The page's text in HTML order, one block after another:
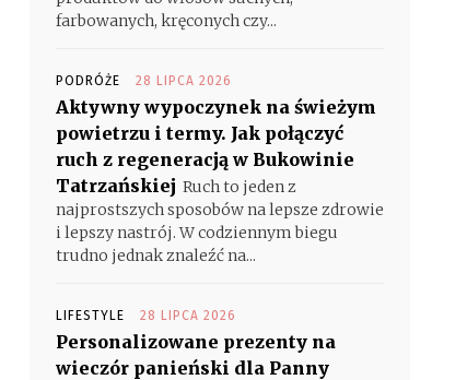
farbowanych, kręconych czy...
PODRÓŻE 28 LIPCA 2026
Aktywny wypoczynek na świeżym
powietrzu i termy. Jak połączyć
ruch z regeneracją w Bukowinie
Tatrzańskiej Ruch to jeden z
najprostszych sposobów na lepsze zdrowie
i lepszy nastrój. W codziennym biegu
trudno jednak znaleźć na...
LIFESTYLE 28 LIPCA 2026
Personalizowane prezenty na
wieczór panieński dla Panny